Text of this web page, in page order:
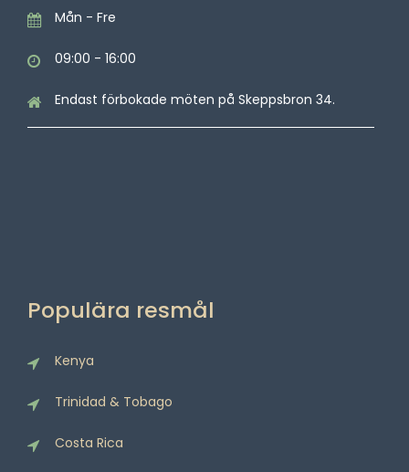
Mån - Fre
09:00 - 16:00
Endast förbokade möten på Skeppsbron 34.
Populära resmål
Kenya
Trinidad & Tobago
Costa Rica